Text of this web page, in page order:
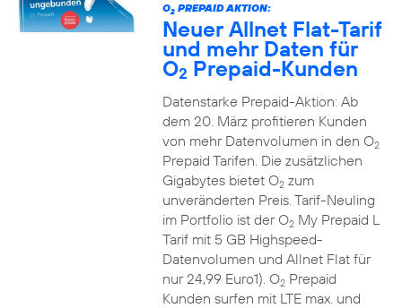
O2PREPAID AKTION:
Neuer Allnet Flat-Tarif
und mehr Daten für
O2 Prepaid-Kunden
Datenstarke Prepaid-Aktion: Ab
dem 20. März profitieren Kunden
von mehr Datenvolumen in den O2
Prepaid Tarifen. Die zusätzlichen
Gigabytes bietet O2zum
unveränderten Preis. Tarif-Neuling
im Portfolio ist der O2My Prepaid L
Tarif mit 5 GB Highspeed-
Datenvolumen und Allnet Flat für
nur 24,99 Euro1). O2Prepaid
Kunden surfen mit LTE max. und